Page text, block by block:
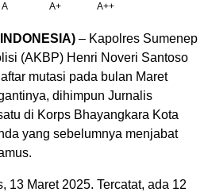
A A+ A++
– Kapolres Sumenep
(AKBP) Henri Noveri Santoso
mutasi pada bulan Maret
dihimpun Jurnalis
di Korps Bhayangkara Kota
yang sebelumnya menjabat
13 Maret 2025. Tercatat, ada 12